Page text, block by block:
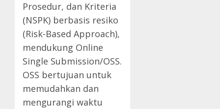
Prosedur, dan Kriteria
(NSPK) berbasis resiko
(Risk-Based Approach),
mendukung Online
Single Submission/OSS.
OSS bertujuan untuk
memudahkan dan
mengurangi waktu